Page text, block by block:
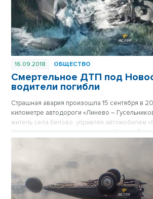
16.09.2018 ОБЩЕСТВО
Смертельное ДТП под
водители погибли
Страшная авария произошла 15 сентября в
километре автодороги «Линево –
житель села Белово, управляя автомобилем
столкнулся со встречным автомобилем